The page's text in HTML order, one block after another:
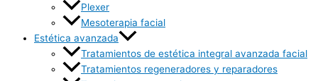
Plexer
Mesoterapia facial
Estética avanzada
Tratamientos de estética integral avanzada facial
Tratamientos regeneradores y reparadores